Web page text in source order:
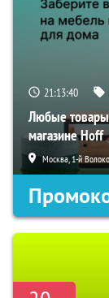
21:13:39
Любые товары
магазине Hoff
Москва, 1-й